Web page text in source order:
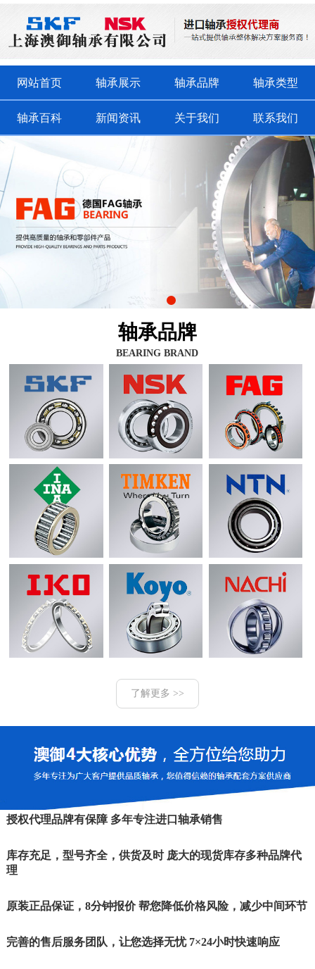
网站首页 轴承展示 轴承品牌 轴承类型
轴承百科 新闻资讯 关于我们 联系我们
轴承品牌
BEARING BRAND
了解更多 >>
授权代理品牌有保障 多年专注进口轴承销售
库存充足，型号齐全，供货及时 庞大的现货库存多种品牌代
理
原装正品保证，8分钟报价 帮您降低价格风险，减少中间环节
完善的售后服务团队，让您选择无忧 7×24小时快速响应